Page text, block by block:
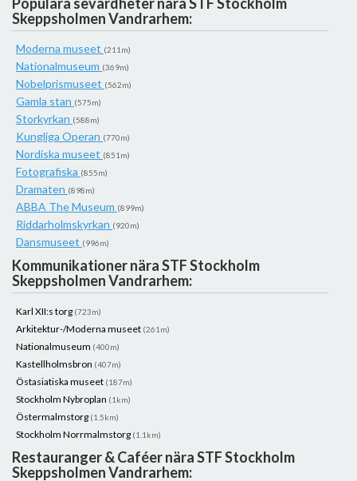
Skeppsholmen Vandrarhem:
Moderna museet (211m)
Nationalmuseum (369m)
Nobelprismuseet (562m)
Gamla stan (575m)
Storkyrkan (588m)
Kungliga Operan (770m)
Nordiska museet (851m)
Fotografiska (855m)
Dramaten (898m)
ABBA The Museum (899m)
Riddarholmskyrkan (920m)
Dansmuseet (996m)
Kommunikationer nära STF Stockholm
Skeppsholmen Vandrarhem:
Karl XII:s torg (723m)
Arkitektur-/Moderna museet (261m)
Nationalmuseum (400m)
Kastellholmsbron (407m)
Östasiatiska museet (187m)
Stockholm Nybroplan (1km)
Östermalmstorg (1.5km)
Stockholm Norrmalmstorg (1.1km)
Restauranger & Caféer nära STF Stockholm
Skeppsholmen Vandrarhem: